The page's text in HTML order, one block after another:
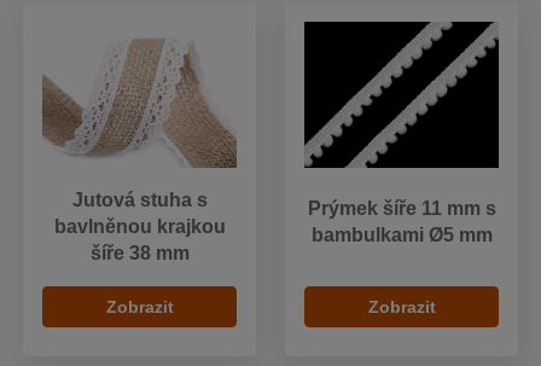
Jutová stuha s
bavlněnou krajkou
šíře 38 mm
Zobrazit
Prýmek šíře 11 mm s
bambulkami Ø5 mm
Zobrazit